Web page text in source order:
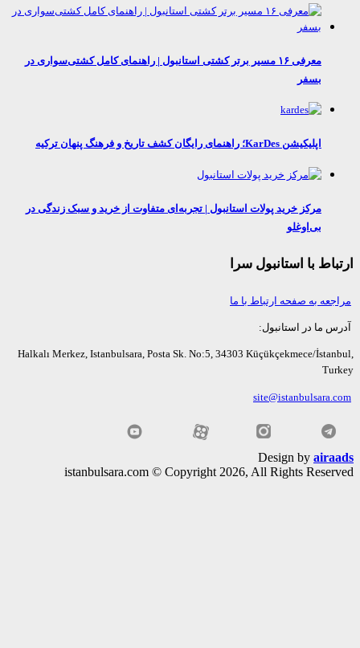
معرفی ۱۶ مسیر برتر کشتی استانبول | راهنمای کامل کشتی‌سواری در
اپلیکیشن KarDes؛ راهنمای رایگان کشف تاریخ و فرهنگ پنهان ترکیه
مرکز خرید پولات استانبول | تجربه‌ای متفاوت از خرید و سبک زندگی در
بی‌اوغلو
با استانبول سرا
به صفحه ارتباط با ما
ما در استانبول:
Halkalı Merkez, Istanbulsara, Posta Sk. No:5, 34303 Küçükçekmece/
Design by
istanbulsara.com © Copyright 2026, All Rights